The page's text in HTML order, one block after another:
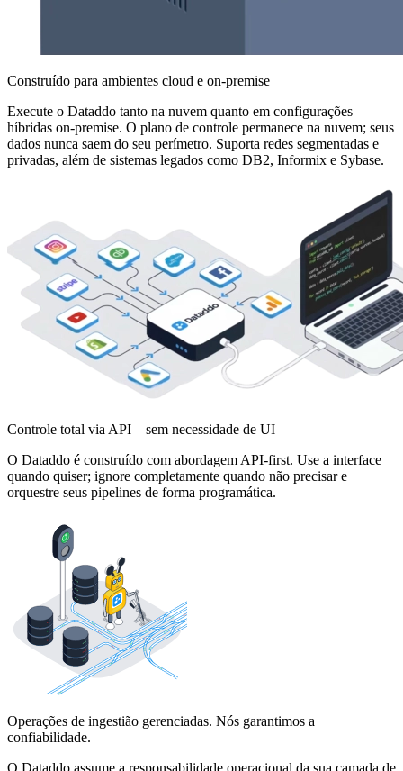
Construído para ambientes cloud e on-premise
Execute o Dataddo tanto na nuvem quanto em configurações
híbridas on-premise. O plano de controle permanece na nuvem; seus
dados nunca saem do seu perímetro. Suporta redes segmentadas e
privadas, além de sistemas legados como DB2, Informix e Sybase.
Controle total via API – sem necessidade de UI
O Dataddo é construído com abordagem API-first. Use a interface
quando quiser; ignore completamente quando não precisar e
orquestre seus pipelines de forma programática.
Operações de ingestião gerenciadas. Nós garantimos a
confiabilidade.